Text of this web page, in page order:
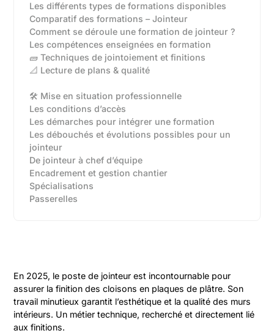
Les différents types de formations disponibles‍
Comparatif des formations – Jointeur
Comment se déroule une formation de jointeur ?
Les compétences enseignées en formation
🧱 Techniques de jointoiement et finitions
📐 Lecture de plans & qualité
🛠️ Mise en situation professionnelle
Les conditions d’accès
Les démarches pour intégrer une formation
Les débouchés et évolutions possibles pour un
jointeur
De jointeur à chef d’équipe‍
Encadrement et gestion chantier‍
Spécialisations‍
Passerelles‍
En 2025, le poste de jointeur est incontournable pour
assurer la finition des cloisons en plaques de plâtre. Son
travail minutieux garantit l’esthétique et la qualité des murs
intérieurs. Un métier technique, recherché et directement lié
aux finitions.